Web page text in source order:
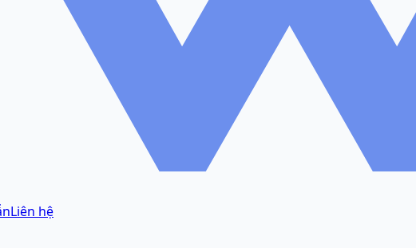
Liên hệ